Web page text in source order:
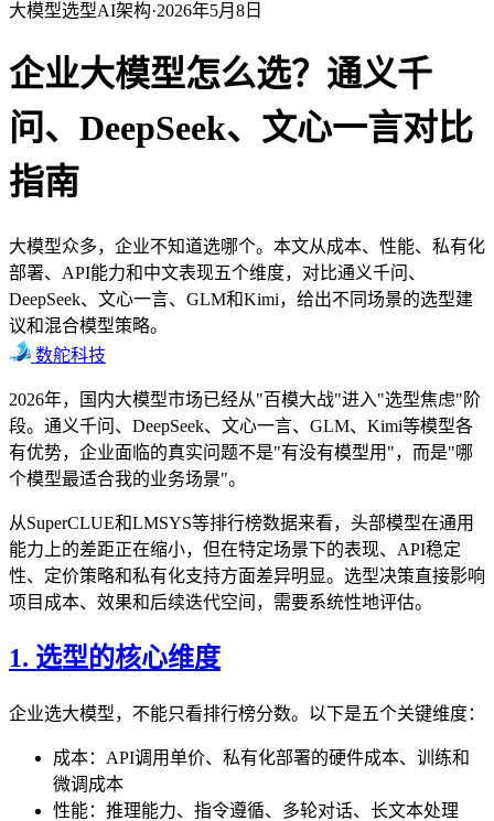
大模型选型AI架构·2026年5月8日
企业大模型怎么选？通义千
问、DeepSeek、文心一言对比
指南
大模型众多，企业不知道选哪个。本文从成本、性能、私有化
部署、API能力和中文表现五个维度，对比通义千问、
DeepSeek、文心一言、GLM和Kimi，给出不同场景的选型建
议和混合模型策略。
数舵科技
2026年，国内大模型市场已经从"百模大战"进入"选型焦虑"阶
段。通义千问、DeepSeek、文心一言、GLM、Kimi等模型各
有优势，企业面临的真实问题不是"有没有模型用"，而是"哪
个模型最适合我的业务场景"。
从SuperCLUE和LMSYS等排行榜数据来看，头部模型在通用
能力上的差距正在缩小，但在特定场景下的表现、API稳定
性、定价策略和私有化支持方面差异明显。选型决策直接影响
项目成本、效果和后续迭代空间，需要系统性地评估。
1. 选型的核心维度
企业选大模型，不能只看排行榜分数。以下是五个关键维度：
成本：API调用单价、私有化部署的硬件成本、训练和
微调成本
性能：推理能力、指令遵循、多轮对话、长文本处理